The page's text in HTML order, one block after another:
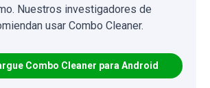
Nuestros investigadores de
usar Combo Cleaner.
Combo Cleaner para Android